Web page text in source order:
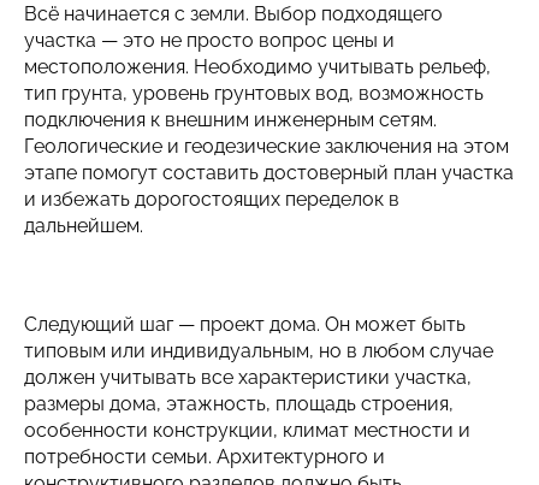
Всё начинается с земли. Выбор подходящего
участка — это не просто вопрос цены и
местоположения. Необходимо учитывать рельеф,
тип грунта, уровень грунтовых вод, возможность
подключения к внешним инженерным сетям.
Геологические и геодезические заключения на этом
этапе помогут составить достоверный план участка
и избежать дорогостоящих переделок в
дальнейшем.
Следующий шаг — проект дома. Он может быть
типовым или индивидуальным, но в любом случае
должен учитывать все характеристики участка,
размеры дома, этажность, площадь строения,
особенности конструкции, климат местности и
потребности семьи. Архитектурного и